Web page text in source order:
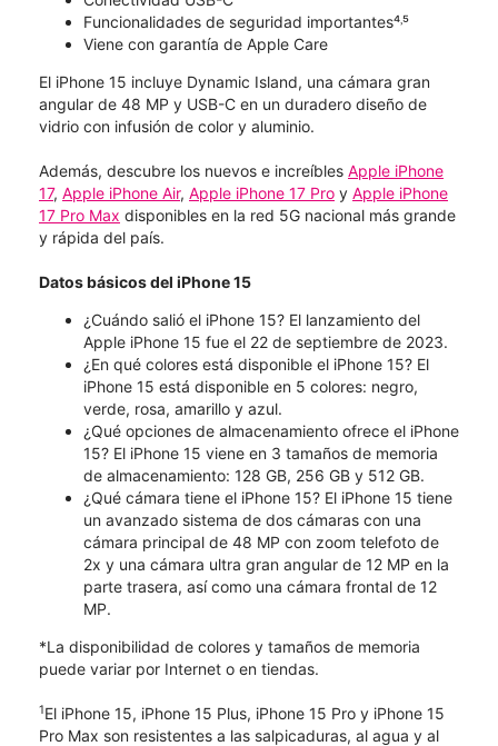
Funcionalidades de seguridad importantes⁴˒⁵
Viene con garantía de Apple Care
El iPhone 15 incluye Dynamic Island, una cámara gran
angular de 48 MP y USB-C en un duradero diseño de
vidrio con infusión de color y aluminio.
Además, descubre los nuevos e increíbles Apple iPhone
17, Apple iPhone Air, Apple iPhone 17 Pro y Apple iPhone
17 Pro Max disponibles en la red 5G nacional más grande
y rápida del país.
Datos básicos del iPhone 15
¿Cuándo salió el iPhone 15? El lanzamiento del
Apple iPhone 15 fue el 22 de septiembre de 2023.
¿En qué colores está disponible el iPhone 15? El
iPhone 15 está disponible en 5 colores: negro,
verde, rosa, amarillo y azul.
¿Qué opciones de almacenamiento ofrece el iPhone
15? El iPhone 15 viene en 3 tamaños de memoria
de almacenamiento: 128 GB, 256 GB y 512 GB.
¿Qué cámara tiene el iPhone 15? El iPhone 15 tiene
un avanzado sistema de dos cámaras con una
cámara principal de 48 MP con zoom telefoto de
2x y una cámara ultra gran angular de 12 MP en la
parte trasera, así como una cámara frontal de 12
MP.
*La disponibilidad de colores y tamaños de memoria
puede variar por Internet o en tiendas.
1El iPhone 15, iPhone 15 Plus, iPhone 15 Pro y iPhone 15
Pro Max son resistentes a las salpicaduras, al agua y al